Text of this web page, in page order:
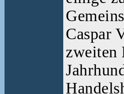
Caspar
zweiten